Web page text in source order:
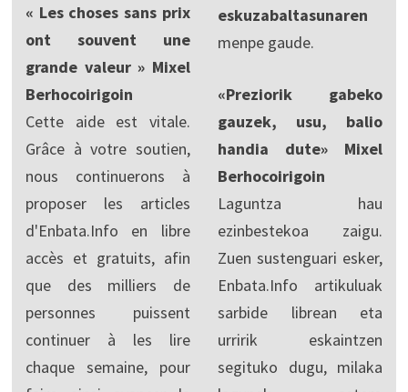
« Les choses sans prix
ont souvent une
grande valeur » Mixel
Berhocoirigoin
Cette aide est vitale.
Grâce à votre soutien,
nous continuerons à
proposer les articles
d'Enbata.Info en libre
accès et gratuits, afin
que des milliers de
personnes puissent
continuer à les lire
chaque semaine, pour
eskuzabaltasunaren
menpe gaude.
«Preziorik gabeko
gauzek, usu, balio
handia dute» Mixel
Berhocoirigoin
Laguntza hau
ezinbestekoa zaigu.
Zuen sustenguari esker,
Enbata.Info artikuluak
sarbide librean eta
urririk eskaintzen
segituko dugu, milaka